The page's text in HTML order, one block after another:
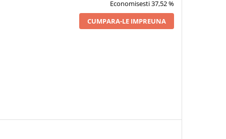
Economisesti 37,52 %
CUMPARA-LE IMPREUNA